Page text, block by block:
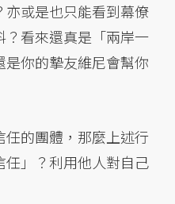
或是也只能看到幕僚
？看來還真是「兩岸一
你的摯友維尼會幫你
的團體，那麼上述行
」？利用他人對自己